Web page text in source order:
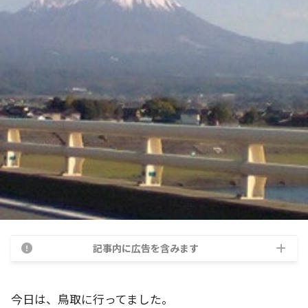
記事内に広告を含みます
今日は、鳥取に行ってました。